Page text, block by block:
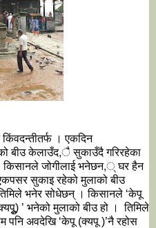
किंवदन्तीतर्फ । एकदिन
बीउ केलाउँद,ै सुकाउँदै गरिरहेका
। किसानले जोगीलाई भनेछन,् घर हैन
सुकाइ रहेको मुलाको बीउ
भनेर सोधेछन् । किसानले ‘केपू
’ भनेको मुलाको बीउ हो ।  तिमिले
पनि अवदेखि ‘केपू (क्यपू )’नै रहोस